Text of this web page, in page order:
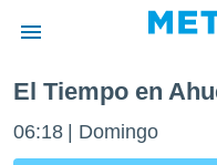
de
El Tiempo en
06:18 Domingo